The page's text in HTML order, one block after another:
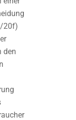
20f)
den